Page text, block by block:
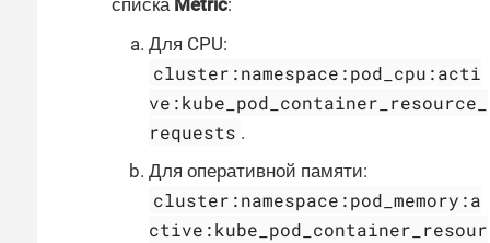
списка Metric:
Для CPU:
cluster:namespace:pod_cpu:acti
ve:kube_pod_container_resource_
requests .
Для оперативной памяти:
cluster:namespace:pod_memory:a
ctive:kube_pod_container_resour